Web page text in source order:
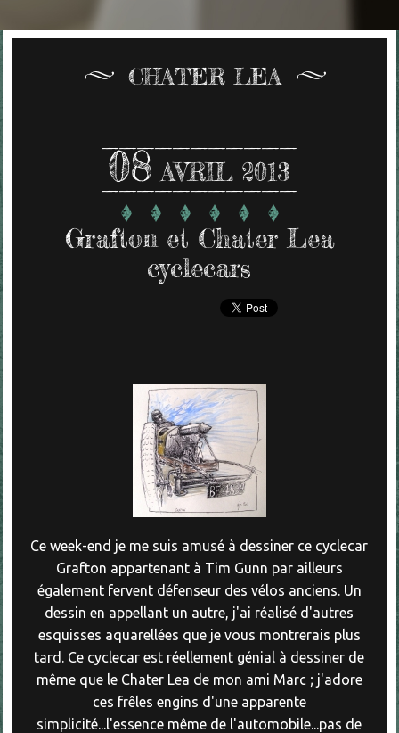
CHATER LEA
08 AVRIL 2013
Grafton et Chater Lea
cyclecars
Ce week-end je me suis amusé à dessiner ce cyclecar
Grafton appartenant à Tim Gunn par ailleurs
également fervent défenseur des vélos anciens. Un
dessin en appellant un autre, j'ai réalisé d'autres
esquisses aquarellées que je vous montrerais plus
tard. Ce cyclecar est réellement génial à dessiner de
même que le Chater Lea de mon ami Marc ; j'adore
ces frêles engins d'une apparente
simplicité...l'essence même de l'automobile...pas de